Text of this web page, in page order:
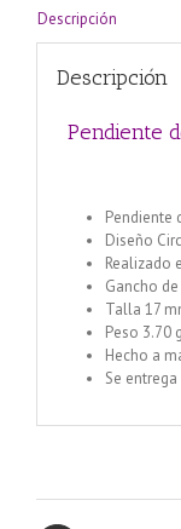
cantidad
Descripción
Descripción
Pendiente
Pendiente
Diseño
Realizado
Gancho
Talla 17
Peso 3.70
Hecho a
Se